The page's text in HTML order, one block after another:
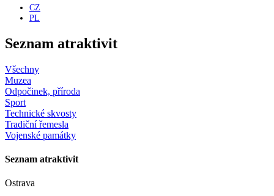
CZ
PL
Seznam atraktivit
Všechny
Muzea
Odpočinek, příroda
Sport
Technické skvosty
Tradiční řemesla
Vojenské památky
Seznam atraktivit
Ostrava